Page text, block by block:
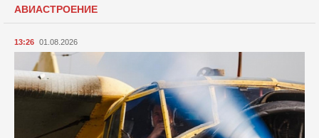
АВИАСТРОЕНИЕ
13:26 01.08.2026